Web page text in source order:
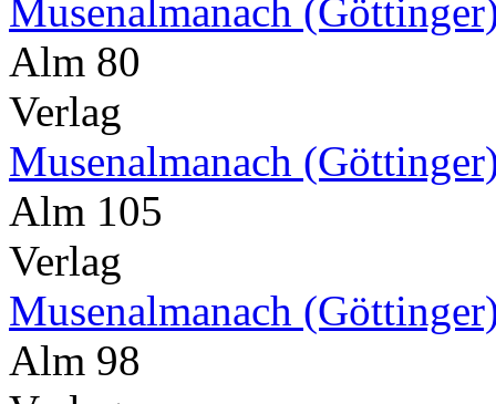
Musenalmanach
Alm 80
Verlag
Musenalmanach
Alm 105
Verlag
Musenalmanach
Alm 98